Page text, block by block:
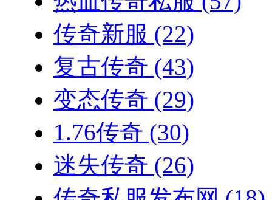
传奇新服 (22)
复古传奇 (43)
变态传奇 (29)
1.76传奇 (30)
迷失传奇 (26)